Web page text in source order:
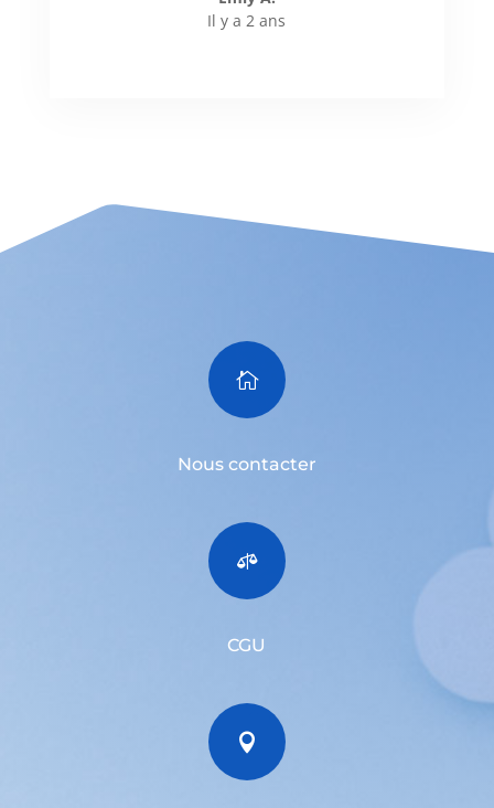
Il y a 2 ans

Nous contacter

CGU
